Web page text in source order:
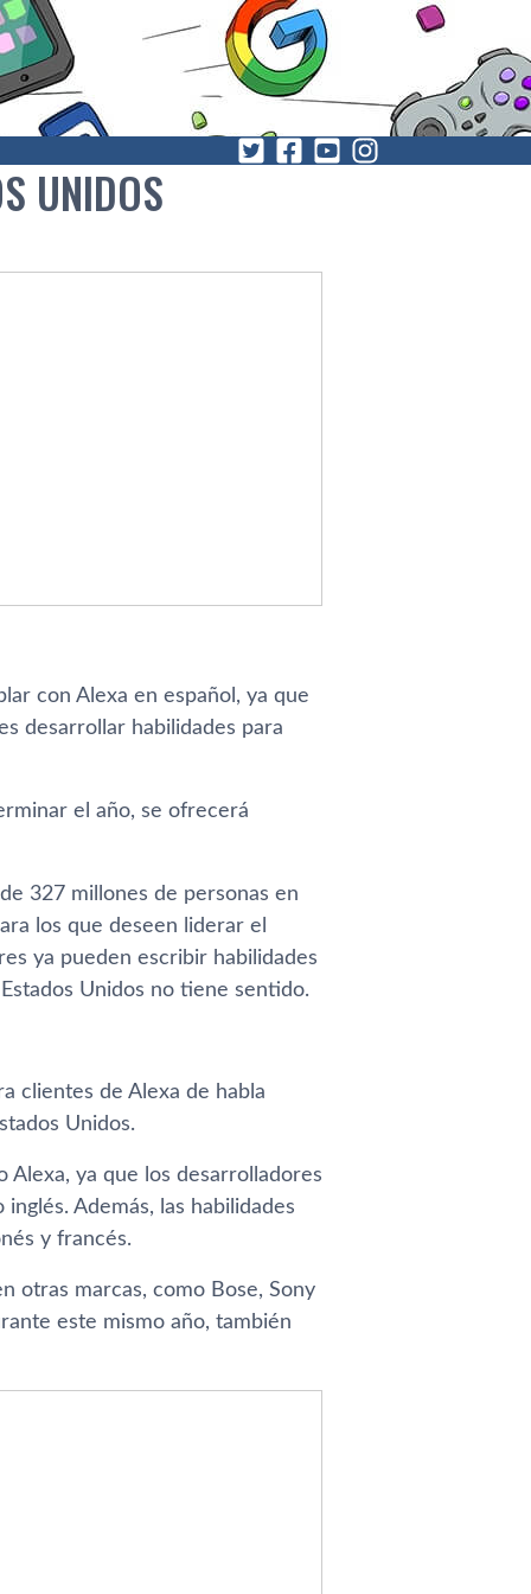
UNIDOS
con Alexa en español, ya que
desarrollar habilidades para
el año, se ofrecerá
327 millones de personas en
los que deseen liderar el
ya pueden escribir habilidades
Unidos no tiene sentido.
clientes de Alexa de habla
Unidos.
Alexa, ya que los desarrolladores
Además, las habilidades
y francés.
otras marcas, como Bose, Sony
este mismo año, también